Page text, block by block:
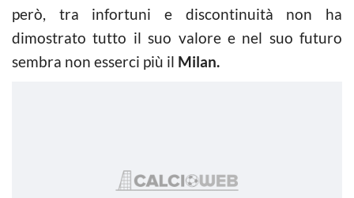
però, tra infortuni e discontinuità non ha
dimostrato tutto il suo valore e nel suo futuro
sembra non esserci più il Milan.